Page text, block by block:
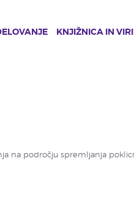
KNJIŽNICA IN VIRI
na področju spremljanja